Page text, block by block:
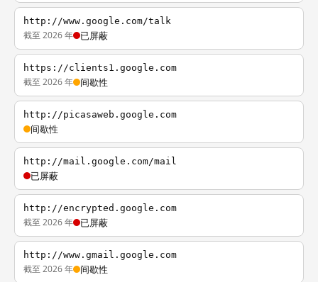
http://www.google.com/talk
截至 2026 年 已屏蔽
https://clients1.google.com
截至 2026 年 间歇性
http://picasaweb.google.com
间歇性
http://mail.google.com/mail
已屏蔽
http://encrypted.google.com
截至 2026 年 已屏蔽
http://www.gmail.google.com
截至 2026 年 间歇性